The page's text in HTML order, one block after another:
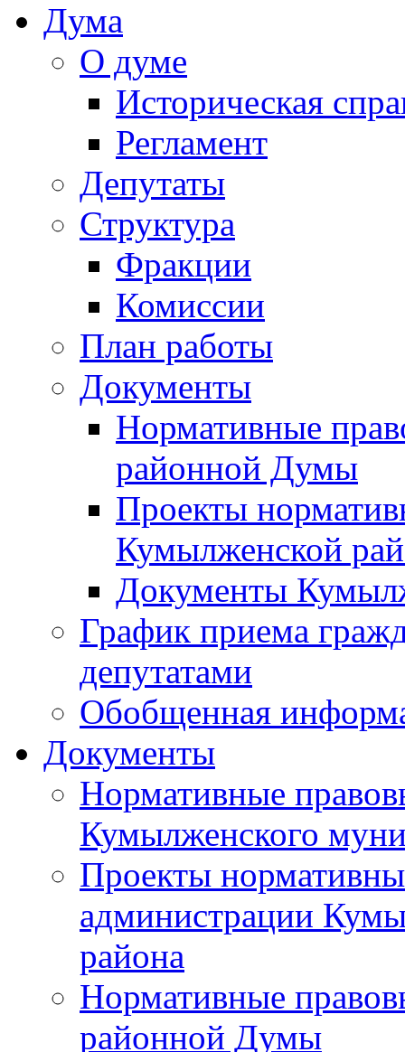
Дума
О думе
Историческая
Регламент
Депутаты
Структура
Фракции
Комиссии
План работы
Документы
Нормативные
районной Думы
Проекты
Кумылженской
Документы
График приема
депутатами
Обобщенная
Документы
Нормативные
Кумылженского
Проекты
администрации
района
Нормативные
районной Думы